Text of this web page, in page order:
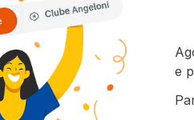
no caminho certo. Afinal,
nosso prato. Por isso,
Terra. Os 7 princípios da
3. Orgânicos, cada vez
os ingredientes
nos esforçamos para fazere